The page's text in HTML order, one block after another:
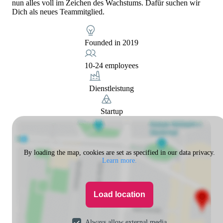
nun alles voll im Zeichen des Wachstums. Dafür suchen wir
Dich als neues Teammitglied.
Founded in 2019
10-24 employees
Dienstleistung
Startup
By loading the map, cookies are set as specified in our data privacy.
Learn more.
Load location